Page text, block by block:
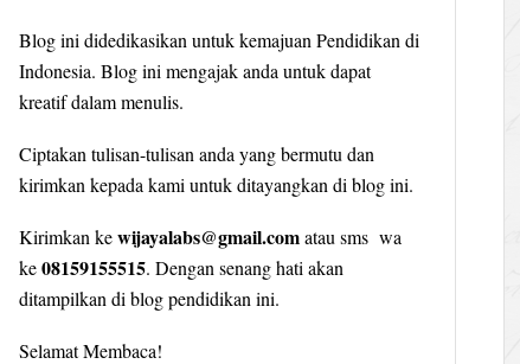
Blog ini didedikasikan untuk kemajuan Pendidikan di
Indonesia. Blog ini mengajak anda untuk dapat
kreatif dalam menulis.
Ciptakan tulisan-tulisan anda yang bermutu dan
kirimkan kepada kami untuk ditayangkan di blog ini.
Kirimkan kewijayalabs@gmail.comatau sms wa
ke08159155515. Dengan senang hati akan
ditampilkan di blog pendidikan ini.
Selamat Membaca!